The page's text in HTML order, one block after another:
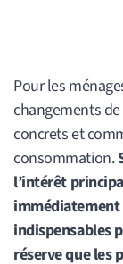
Pour les
changements
concrets et
consommation.
l’intérêt
immédiatement
indispensables
réserve que les